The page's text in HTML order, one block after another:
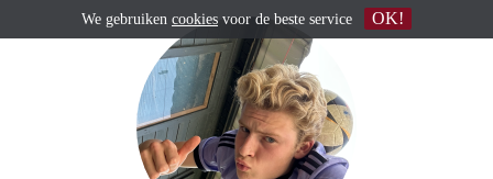
We gebruiken cookies voor de beste service OK!